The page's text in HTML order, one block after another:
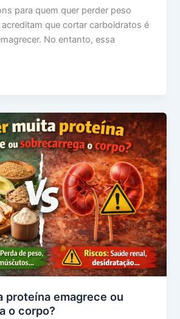
para quem quer perder peso
que cortar carboidratos é
No entanto, essa
proteína emagrece ou
o corpo?